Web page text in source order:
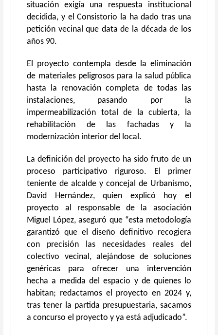
situación exigía una respuesta institucional
decidida, y el Consistorio la ha dado tras una
petición vecinal que data de la década de los
años 90.
El proyecto contempla desde la eliminación
de materiales peligrosos para la salud pública
hasta la renovación completa de todas las
instalaciones, pasando por la
impermeabilización total de la cubierta, la
rehabilitación de las fachadas y la
modernización interior del local.
La definición del proyecto ha sido fruto de un
proceso participativo riguroso. El primer
teniente de alcalde y concejal de Urbanismo,
David Hernández, quien explicó hoy el
proyecto al responsable de la asociación
Miguel López, aseguró que “esta metodología
garantizó que el diseño definitivo recogiera
con precisión las necesidades reales del
colectivo vecinal, alejándose de soluciones
genéricas para ofrecer una intervención
hecha a medida del espacio y de quienes lo
habitan; redactamos el proyecto en 2024 y,
tras tener la partida presupuestaria, sacamos
a concurso el proyecto y ya está adjudicado”.